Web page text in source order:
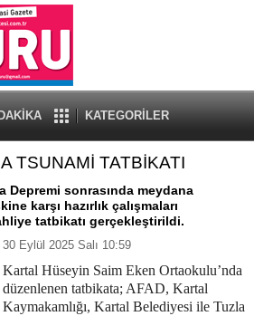
KATEGORİLER
TSUNAMİ TATBİKATI
Depremi sonrasında meydana
karşı hazırlık çalışmaları
tatbikatı gerçekleştirildi.
30 Eylül 2025 Salı 10:59
Kartal Hüseyin Saim Eken Ortaokulu’nda
düzenlenen tatbikata; AFAD, Kartal
Kaymakamlığı, Kartal Belediyesi ile Tuzla